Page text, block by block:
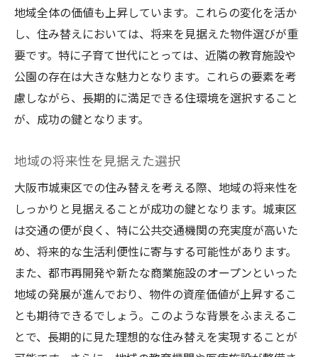
地域全体の価値も上昇しています。これらの変化を活か
し、住み替えにおいては、将来を見据えた物件選びが重
要です。特に子育て世代にとっては、近隣の教育施設や
公園の存在は大きな魅力となります。これらの要素を考
慮しながら、長期的に満足できる住環境を選択すること
が、成功の鍵となります。
地域の将来性を見据えた選択
大阪市城東区での住み替えを考える際、地域の将来性を
しっかりと見据えることが成功の鍵となります。城東区
は交通の便が良く、特に公共交通機関の充実度が高いた
め、将来的な生活利便性に寄与する可能性があります。
また、都市再開発や新たな商業施設のオープンといった
地域の発展が進んでおり、物件の資産価値が上昇するこ
とも期待できるでしょう。このような背景をふまえるこ
とで、長期的に見た理想的な住み替えを実現することが